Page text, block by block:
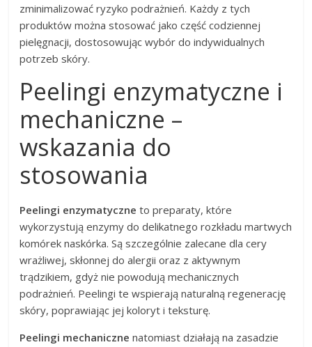
zminimalizować ryzyko podrażnień. Każdy z tych
produktów można stosować jako część codziennej
pielęgnacji, dostosowując wybór do indywidualnych
potrzeb skóry.
Peelingi enzymatyczne i
mechaniczne –
wskazania do
stosowania
Peelingi enzymatyczne to preparaty, które
wykorzystują enzymy do delikatnego rozkładu martwych
komórek naskórka. Są szczególnie zalecane dla cery
wrażliwej, skłonnej do alergii oraz z aktywnym
trądzikiem, gdyż nie powodują mechanicznych
podrażnień. Peelingi te wspierają naturalną regenerację
skóry, poprawiając jej koloryt i teksturę.
Peelingi mechaniczne natomiast działają na zasadzie